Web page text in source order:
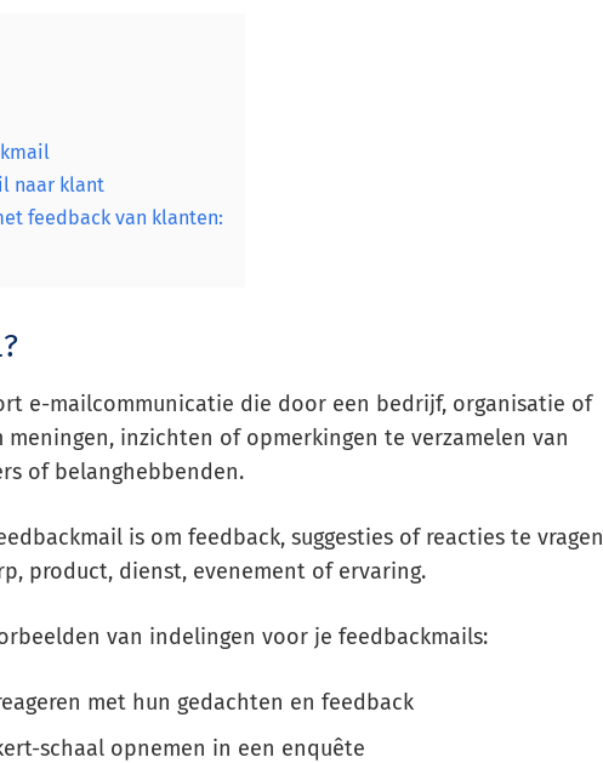
naar klant
feedback van klanten:
e-mailcommunicatie die door een bedrijf, organisatie of
inzichten of opmerkingen te verzamelen van
of belanghebbenden.
is om feedback, suggesties of reacties te vragen
product, dienst, evenement of ervaring.
van indelingen voor je feedbackmails:
met hun gedachten en feedback
schaal opnemen in een enquête